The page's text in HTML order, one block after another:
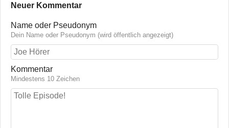
Neuer Kommentar
Name oder Pseudonym
Dein Name oder Pseudonym (wird öffentlich angezeigt)
Kommentar
Mindestens 10 Zeichen